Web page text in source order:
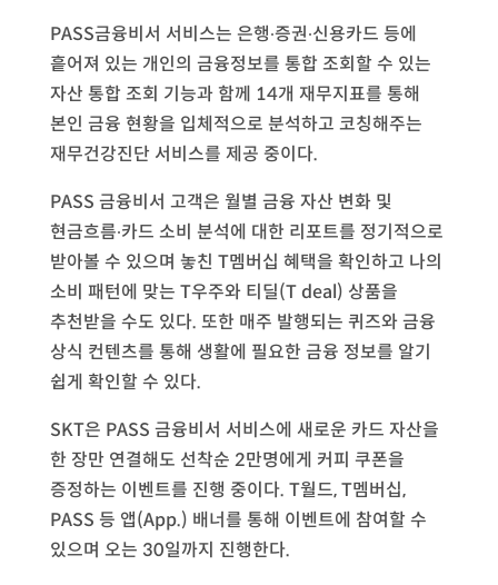
PASS금융비서 서비스는 은행∙증권∙신용카드 등에
흩어져 있는 개인의 금융정보를 통합 조회할 수 있는
자산 통합 조회 기능과 함께 14개 재무지표를 통해
본인 금융 현황을 입체적으로 분석하고 코칭해주는
재무건강진단 서비스를 제공 중이다.
PASS 금융비서 고객은 월별 금융 자산 변화 및
현금흐름∙카드 소비 분석에 대한 리포트를 정기적으로
받아볼 수 있으며 놓친 T멤버십 혜택을 확인하고 나의
소비 패턴에 맞는 T우주와 티딜(T deal) 상품을
추천받을 수도 있다. 또한 매주 발행되는 퀴즈와 금융
상식 컨텐츠를 통해 생활에 필요한 금융 정보를 알기
쉽게 확인할 수 있다.
SKT은 PASS 금융비서 서비스에 새로운 카드 자산을
한 장만 연결해도 선착순 2만명에게 커피 쿠폰을
증정하는 이벤트를 진행 중이다. T월드, T멤버십,
PASS 등 앱(App.) 배너를 통해 이벤트에 참여할 수
있으며 오는 30일까지 진행한다.